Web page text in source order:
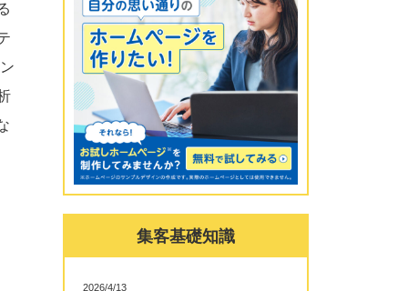
集客基礎知識
2026/4/13